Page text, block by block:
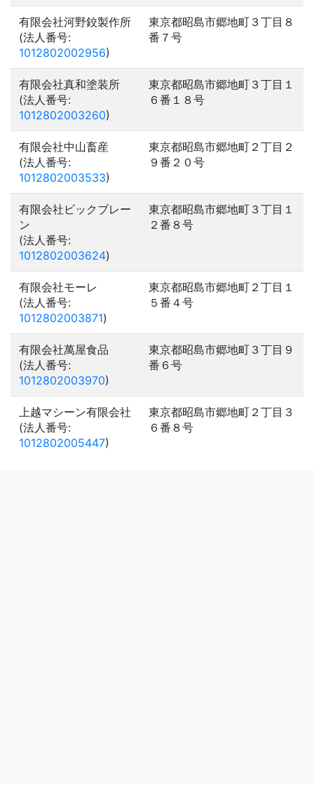
有限会社河野鉸製作所
(法人番号:
1012802002956)
東京都昭島市郷地町３丁目８
番７号
有限会社真和塗装所
(法人番号:
1012802003260)
東京都昭島市郷地町３丁目１
６番１８号
有限会社中山畜産
(法人番号:
1012802003533)
東京都昭島市郷地町２丁目２
９番２０号
有限会社ビックブレー
ン
(法人番号:
1012802003624)
東京都昭島市郷地町３丁目１
２番８号
有限会社モーレ
(法人番号:
1012802003871)
東京都昭島市郷地町２丁目１
５番４号
有限会社萬屋食品
(法人番号:
1012802003970)
東京都昭島市郷地町３丁目９
番６号
上越マシーン有限会社
(法人番号:
1012802005447)
東京都昭島市郷地町２丁目３
６番８号